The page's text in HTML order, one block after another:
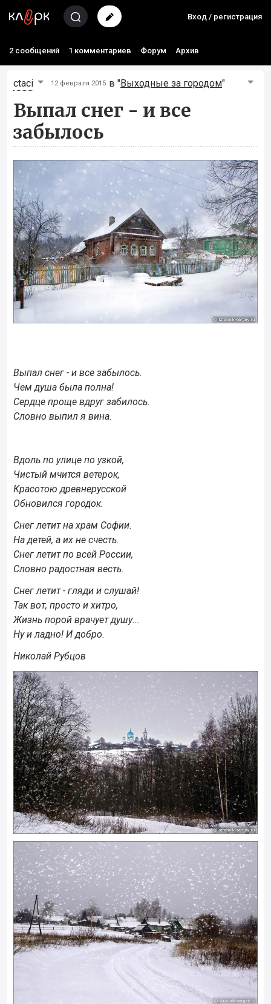
Вход / регистрация
2 сообщений 1 комментариев Форум Архив
ctaci 12 февраля 2015 в "Выходные за городом"
Выпал снег - и все
забылось
Выпал снег - и все забылось.
Чем душа была полна!
Сердце проще вдруг забилось.
Словно выпил я вина.
Вдоль по улице по узкой,
Чистый мчится ветерок,
Красотою древнерусской
Обновился городок.
Снег летит на храм Софии.
На детей, а их не счесть.
Снег летит по всей России,
Словно радостная весть.
Снег летит - гляди и слушай!
Так вот, просто и хитро,
Жизнь порой врачует душу...
Ну и ладно! И добро.
Николай Рубцов